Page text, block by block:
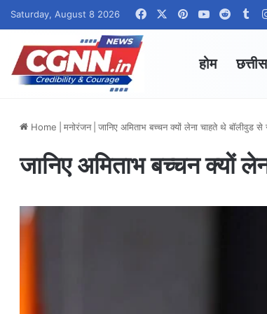
Saturday, August 8 2026 FacebookPinterestYouTubeReddit
होम
Home मनोरंजन जानिए अमिताभ बच्चन क्यों लेना चाहते थे बॉलीवुड से
जानिए अमिताभ बच्चन क्यों